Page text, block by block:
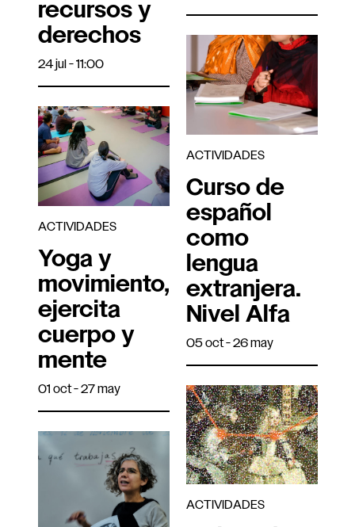
recursos y
derechos
24 jul - 11:00
ACTIVIDADES
Yoga y
movimiento,
ejercita
cuerpo y
mente
01 oct - 27 may
ACTIVIDADES
Curso de
español
como
lengua
extranjera.
Nivel Alfa
05 oct - 26 may
ACTIVIDADES